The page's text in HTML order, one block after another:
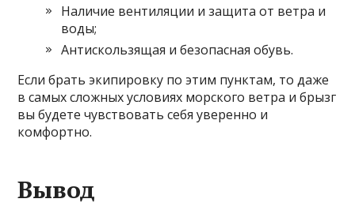
Наличие вентиляции и защита от ветра и
воды;
Антискользящая и безопасная обувь.
Если брать экипировку по этим пунктам, то даже
в самых сложных условиях морского ветра и брызг
вы будете чувствовать себя уверенно и
комфортно.
Вывод